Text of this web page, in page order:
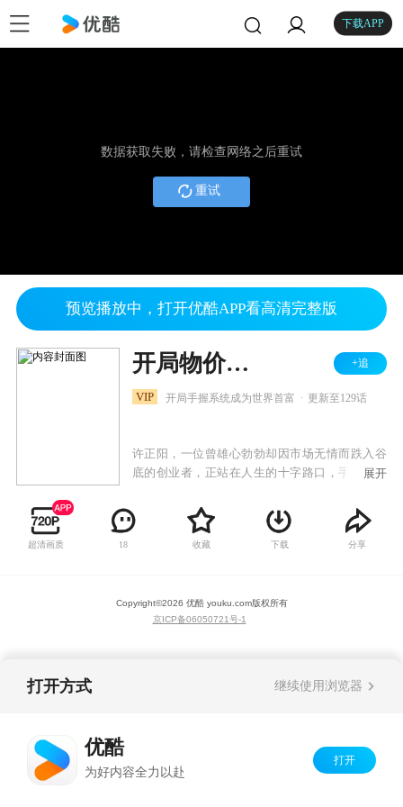
下载APP
数据获取失败，请检查网络之后重试
重试
预览播放中，打开优酷APP看高清完整版
开局物价贬值，我成为了世界首富 +追
VIP 开局手握系统成为世界首富 更新至129话
许正阳，一位曾雄心勃勃却因市场无情而跌入谷
底的创业者，正站在人生的十字路口，手中紧握
就在这关键时刻，一道不可思议的光芒划破了他
黯淡的世界——一个神秘系统悄然降临，带来了
震撼人心的消息：全球范围内，所有物价奇迹般
来的变故，瞬间将他推上了全球财富之巅，其资
产之巨，远超昔日的任何一位世界首富。
展开
超清画质 18 收藏 下载 分享
Copyright©2026 优酷 youku.com版权所有
京ICP备06050721号-1
打开方式 继续使用浏览器
优酷
为好内容全力以赴
打开